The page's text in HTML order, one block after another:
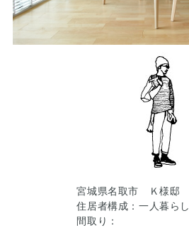
宮城県名取市 Ｋ様邸
住居者構成：一人暮らし
間取り：